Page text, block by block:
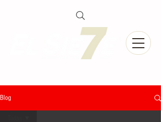
Blog